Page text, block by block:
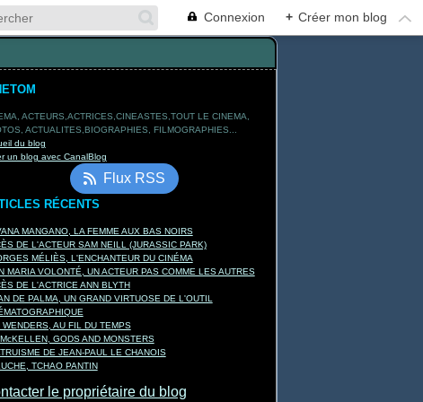
Connexion + Créer mon blog
ACTEURS,ACTRICES,CINEASTES,TOUT LE CINEMA,
ACTUALITES,BIOGRAPHIES, FILMOGRAPHIES...
du blog
un blog avec CanalBlog
Flux RSS
RÉCENTS
MANGANO, LA FEMME AUX BAS NOIRS
DE L'ACTEUR SAM NEILL (JURASSIC PARK)
MÉLIÈS, L'ENCHANTEUR DU CINÉMA
MARIA VOLONTÉ, UN ACTEUR PAS COMME LES AUTRES
DE L'ACTRICE ANN BLYTH
DE PALMA, UN GRAND VIRTUOSE DE L'OUTIL
WENDERS, AU FIL DU TEMPS
GODS AND MONSTERS
DE JEAN-PAUL LE CHANOIS
TCHAO PANTIN
le propriétaire du blog